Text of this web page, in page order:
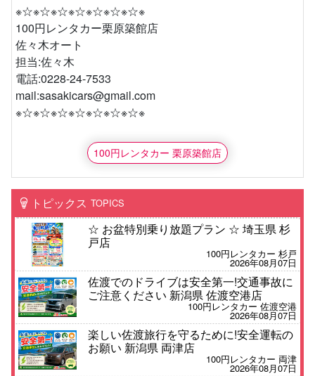
※☆※☆※☆※☆※☆※☆※☆※
100円レンタカー栗原築館店
佐々木オート
担当:佐々木
電話:0228-24-7533
mail:sasakicars@gmail.com
※☆※☆※☆※☆※☆※☆※☆※
100円レンタカー 栗原築館店
トピックス TOPICS
☆ お盆特別乗り放題プラン ☆ 埼玉県 杉
戸店
100円レンタカー 杉戸
2026年08月07日
佐渡でのドライブは安全第一!交通事故に
ご注意ください 新潟県 佐渡空港店
100円レンタカー 佐渡空港
2026年08月07日
楽しい佐渡旅行を守るために!安全運転の
お願い 新潟県 両津店
100円レンタカー 両津
2026年08月07日